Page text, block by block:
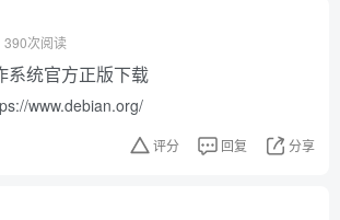
390次阅读
系统官方正版下载
www.debian.org/
评分 回复 分享